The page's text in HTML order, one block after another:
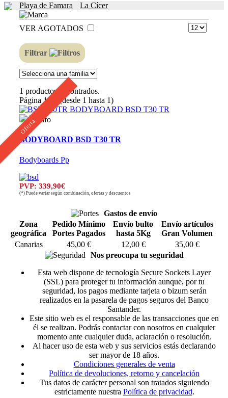
Playa de Famara La Cícer
VER AGOTADOS
Filtrar
1 productos encontrados.
Página 1 / 1 (desde 1 hasta 1)
Oferta
BODYBOARD BSD T30 TR
Bodyboards Pp
PVP: 339,90€
(*) Puede variar según combinación, ofertas y descuentos
Gastos de envío
Zona
geográfica
Pedido Mínimo
Portes Pagados
Envío bulto
hasta 5Kg
Envío artículos
Gran Volumen
Canarias
45,00 € 12,00 €
35,00 €
Nos preocupa tu seguridad
Esta web dispone de tecnología Secure Sockets Layer
(SSL) para proteger tu información aunque, por tu
seguridad, los pagos mediante tarjeta o bizum serán
realizados en la pasarela de pagos seguros del Banco
Santander.
Este sitio web es el responsable de las transacciones que en
él se realizan. Podrás contactar con nosotros en cualquier
momento ante cualquier duda, aclaración o resolución.
Al hacer uso de esta web y sus servicios estás declarando
ser mayor de 18 años.
Condiciones generales de venta
Política de devoluciones, retorno y cancelación
Tus datos de carácter personal son tratados siguiendo
estrictamente nuestra Política de privacidad.